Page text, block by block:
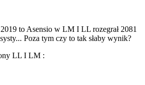
to Asensio w LM I LL rozegrał 2081
Poza tym czy to tak słaby wynik?
LL I LM :